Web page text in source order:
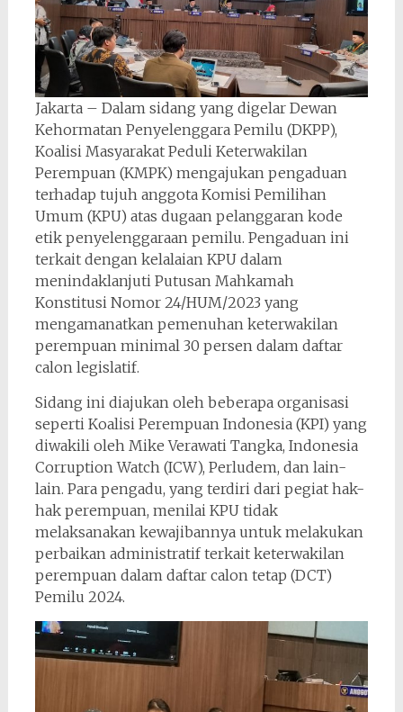
Jakarta – Dalam sidang yang digelar Dewan
Kehormatan Penyelenggara Pemilu (DKPP),
Koalisi Masyarakat Peduli Keterwakilan
Perempuan (KMPK) mengajukan pengaduan
terhadap tujuh anggota Komisi Pemilihan
Umum (KPU) atas dugaan pelanggaran kode
etik penyelenggaraan pemilu. Pengaduan ini
terkait dengan kelalaian KPU dalam
menindaklanjuti Putusan Mahkamah
Konstitusi Nomor 24/HUM/2023 yang
mengamanatkan pemenuhan keterwakilan
perempuan minimal 30 persen dalam daftar
calon legislatif.
Sidang ini diajukan oleh beberapa organisasi
seperti Koalisi Perempuan Indonesia (KPI) yang
diwakili oleh Mike Verawati Tangka, Indonesia
Corruption Watch (ICW), Perludem, dan lain-
lain. Para pengadu, yang terdiri dari pegiat hak-
hak perempuan, menilai KPU tidak
melaksanakan kewajibannya untuk melakukan
perbaikan administratif terkait keterwakilan
perempuan dalam daftar calon tetap (DCT)
Pemilu 2024.